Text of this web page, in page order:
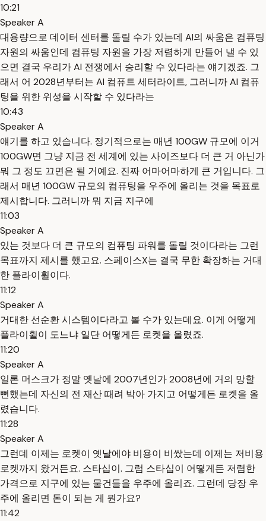
10:21
Speaker A
대용량으로 데이터 센터를 돌릴 수가 있는데 AI의 싸움은 컴퓨팅
자원의 싸움인데 컴퓨팅 자원을 가장 저렴하게 만들어 낼 수 있
으면 결국 우리가 AI 전쟁에서 승리할 수 있다라는 얘기겠죠. 그
래서 어 2028년부터는 AI 컴퓨트 세터라이트, 그러니까 AI 컴퓨
팅을 위한 위성을 시작할 수 있다라는
10:43
Speaker A
얘기를 하고 있습니다. 정기적으로는 매년 100GW 규모에 이거
100GW면 그냥 지금 전 세계에 있는 사이즈보다 더 큰 거 아닌가
뭐 그 정도 끄면은 될 거예요. 진짜 어마어마하게 큰 거입니다. 그
래서 매년 100GW 규모의 컴퓨팅을 우주에 올리는 것을 목표로
제시합니다. 그러니까 뭐 지금 지구에
11:03
Speaker A
있는 것보다 더 큰 규모의 컴퓨팅 파워를 돌릴 것이다라는 그런
목표까지 제시를 했고요. 스페이스X는 결국 무한 확장하는 거대
한 플라이휠이다.
11:12
Speaker A
거대한 선순환 시스템이다라고 볼 수가 있는데요. 이게 어떻게
플라이휠이 도느냐 일단 어떻게든 로켓을 올렸죠.
11:20
Speaker A
일론 머스크가 정말 옛날에 2007년인가 2008년에 거의 망할
뻔했는데 자신의 전 재산 때려 박아 가지고 어떻게든 로켓을 올
렸습니다.
11:28
Speaker A
그런데 이제는 로켓이 옛날에야 비용이 비쌌는데 이제는 저비용
로켓까지 왔거든요. 스타십이. 그럼 스타십이 어떻게든 저렴한
가격으로 지구에 있는 물건들을 우주에 올리죠. 그런데 당장 우
주에 올리면 돈이 되는 게 뭔가요?
11:42